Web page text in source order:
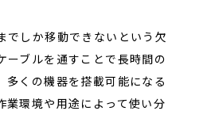
でしか移動できないという欠
ーブルを通すことで長時間の
多くの機器を搭載可能になる
業環境や用途によって使い分